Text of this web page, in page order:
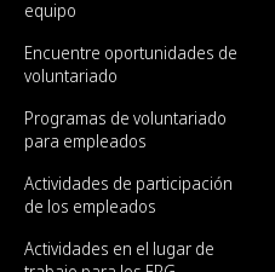
equipo
Encuentre oportunidades de
voluntariado
Programas de voluntariado
para empleados
Actividades de participación
de los empleados
Actividades en el lugar de